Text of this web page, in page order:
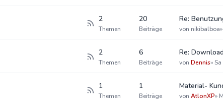
2
Themen
20
Beiträge
Re:
von nikibalboa»
2
Themen
6
Beiträge
Re:
von Dennis»
1
Themen
1
Beiträge
Material-
von AtlonXP»